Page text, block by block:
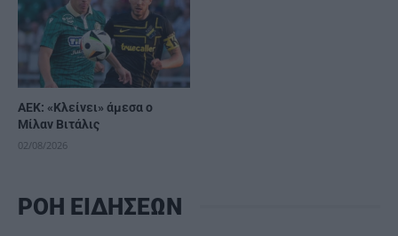
ΑΕΚ: «Κλείνει» άμεσα ο
Μίλαν Βιτάλις
02/08/2026
ΡΟΗ ΕΙΔΗΣΕΩΝ